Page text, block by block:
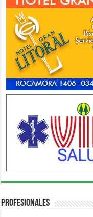
Profesionales